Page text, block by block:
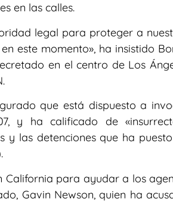
en las calles.
legal para proteger a
este momento», ha insistido
en el centro de Los
que está dispuesto a
y ha calificado de
las detenciones que ha
para ayudar a los
Gavin Newson, quien ha